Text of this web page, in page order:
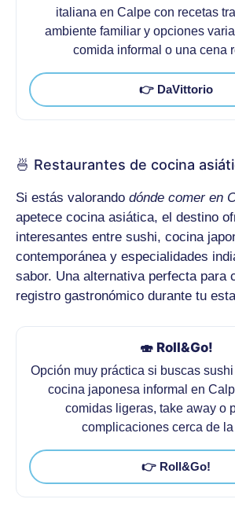
italiana en Calpe con recetas
ambiente familiar y opciones
comida informal o una cena
👉 DaVittorio
🍜 Restaurantes de cocina
Si estás valorando dónde comer en
apetece cocina asiática, el destino
interesantes entre sushi, cocina
contemporánea y especialidades
sabor. Una alternativa perfecta para
registro gastronómico durante tu
🍣 Roll&Go!
Opción muy práctica si buscas
cocina japonesa informal en
comidas ligeras, take away o
complicaciones cerca de
👉 Roll&Go!